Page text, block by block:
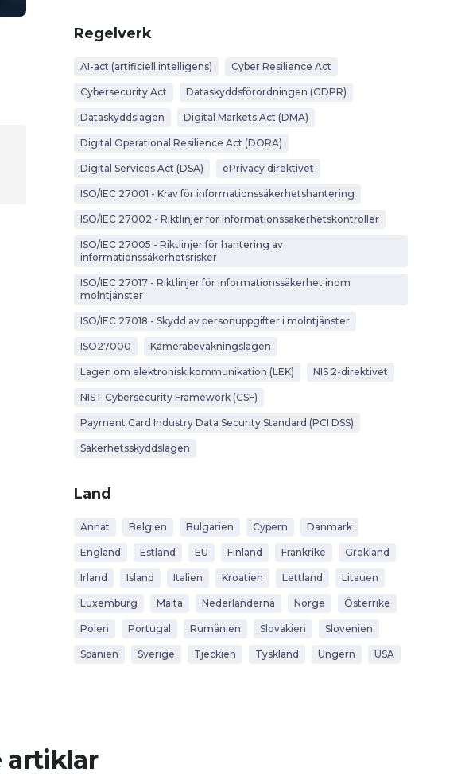
Regelverk
AI-act (artificiell intelligens) Cyber Resilience Act
Cybersecurity Act Dataskyddsförordningen (GDPR)
Dataskyddslagen Digital Markets Act (DMA)
Digital Operational Resilience Act (DORA)
Digital Services Act (DSA) ePrivacy direktivet
ISO/IEC 27001 - Krav för informationssäkerhetshantering
ISO/IEC 27002 - Riktlinjer för informationssäkerhetskontroller
ISO/IEC 27005 - Riktlinjer för hantering av
informationssäkerhetsrisker
ISO/IEC 27017 - Riktlinjer för informationssäkerhet inom
molntjänster
ISO/IEC 27018 - Skydd av personuppgifter i molntjänster
ISO27000 Kamerabevakningslagen
Lagen om elektronisk kommunikation (LEK) NIS 2-direktivet
NIST Cybersecurity Framework (CSF)
Payment Card Industry Data Security Standard (PCI DSS)
Säkerhetsskyddslagen
Land
Annat Belgien Bulgarien Cypern Danmark
England Estland EU Finland Frankrike Grekland
Irland Island Italien Kroatien Lettland Litauen
Luxemburg Malta Nederländerna Norge Österrike
Polen Portugal Rumänien Slovakien Slovenien
Spanien Sverige Tjeckien Tyskland Ungern USA
artiklar